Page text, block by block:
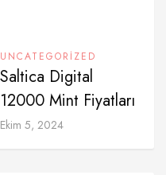
UNCATEGORIZED
Saltica Digital
12000 Mint Fiyatları
Ekim 5, 2024